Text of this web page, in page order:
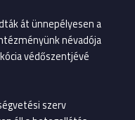
át ünnepélyesen a
névadója
védőszentjévé
szerv